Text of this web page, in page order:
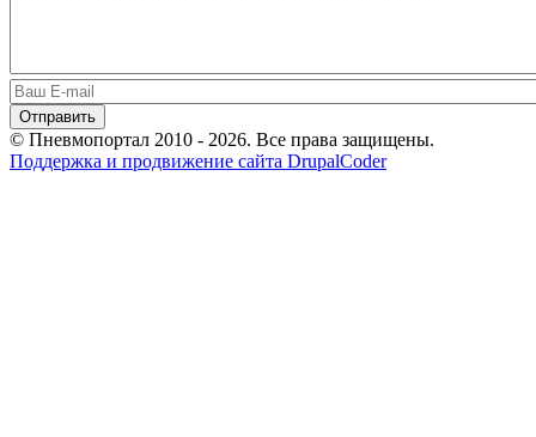
© Пневмопортал 2010 - 2026. Все права защищены.
Поддержка и продвижение сайта DrupalCoder